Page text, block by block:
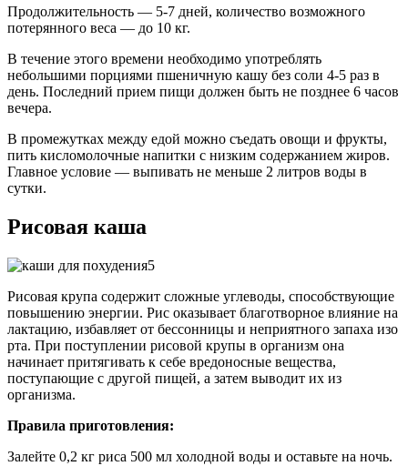
Продолжительность — 5-7 дней, количество возможного
потерянного веса — до 10 кг.
В течение этого времени необходимо употреблять
небольшими порциями пшеничную кашу без соли 4-5 раз в
день. Последний прием пищи должен быть не позднее 6 часов
вечера.
В промежутках между едой можно съедать овощи и фрукты,
пить кисломолочные напитки с низким содержанием жиров.
Главное условие — выпивать не меньше 2 литров воды в
сутки.
Рисовая каша
Рисовая крупа содержит сложные углеводы, способствующие
повышению энергии. Рис оказывает благотворное влияние на
лактацию, избавляет от бессонницы и неприятного запаха изо
рта. При поступлении рисовой крупы в организм она
начинает притягивать к себе вредоносные вещества,
поступающие с другой пищей, а затем выводит их из
организма.
Правила приготовления:
Залейте 0,2 кг риса 500 мл холодной воды и оставьте на ночь.